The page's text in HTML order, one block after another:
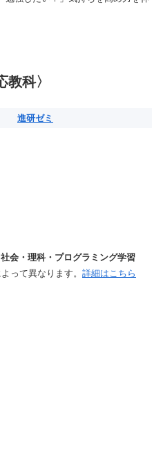
教科〉
進研ゼミ
会・理科・プログラミング学習
って異なります。 詳細はこちら